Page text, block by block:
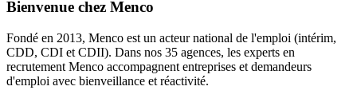
Bienvenue chez Menco
Fondé en 2013, Menco est un acteur national de l'emploi (intérim,
CDD, CDI et CDII). Dans nos 35 agences, les experts en
recrutement Menco accompagnent entreprises et demandeurs
d'emploi avec bienveillance et réactivité.